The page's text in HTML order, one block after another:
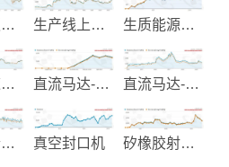
瓦楞纸板生产设备 生产线上用之组装工具 生质能源再生系统
直流减速马达 直流马达-伺服马达 直流马达-行星齿减速箱
真空压合机-切张机 真空封口机 矽橡胶射出成型